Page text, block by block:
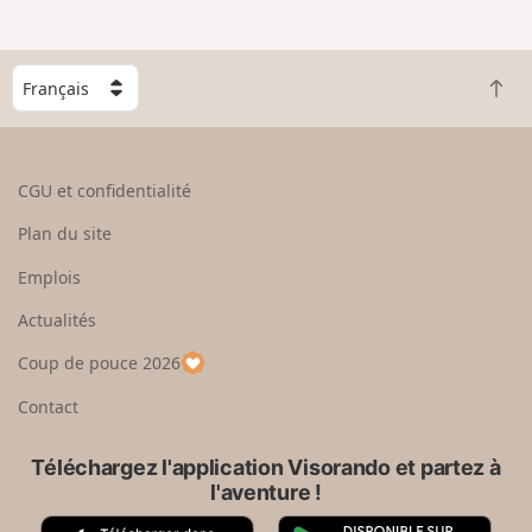
g
n
C
h
o
e
u
p
a
R
e
CGU et confidentialité
Plan du site
Emplois
Actualités
Coup de pouce 2026
Contact
Téléchargez l'application Visorando et partez à
l'aventure !
A G